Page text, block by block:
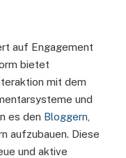
auf Engagement
bietet
mit dem
und
es den Bloggern
aufzubauen. Diese
und aktive